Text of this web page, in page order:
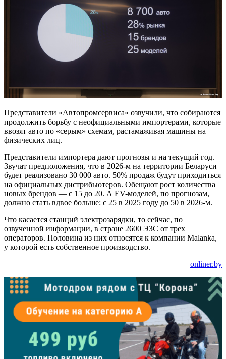
Представители «Автопромсервиса» озвучили, что собираются
продолжить борьбу с неофициальными импортерами, которые
ввозят авто по «серым» схемам, растамаживая машины на
физических лиц.
Представители импортера дают прогнозы и на текущий год.
Звучат предположения, что в 2026-м на территории Беларуси
будет реализовано 30 000 авто. 50% продаж будут приходиться
на официальных дистрибьютеров. Обещают рост количества
новых брендов — с 15 до 20. А EV-моделей, по прогнозам,
должно стать вдвое больше: с 25 в 2025 году до 50 в 2026-м.
Что касается станций электрозарядки, то сейчас, по
озвученной информации, в стране 2600 ЭЗС от трех
операторов. Половина из них относятся к компании Malanka,
у которой есть собственное производство.
onliner.by